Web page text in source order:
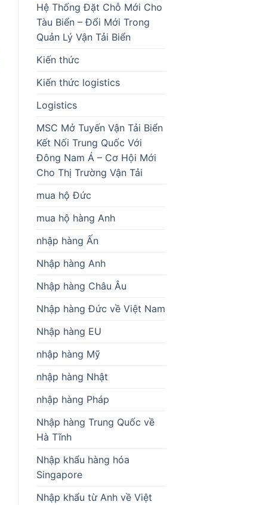
Hệ Thống Đặt Chỗ Mới Cho
Tàu Biển – Đổi Mới Trong
Quản Lý Vận Tải Biển
Kiến thức
Kiến thức logistics
Logistics
MSC Mở Tuyến Vận Tải Biển
Kết Nối Trung Quốc Với
Đông Nam Á – Cơ Hội Mới
Cho Thị Trường Vận Tải
mua hộ Đức
mua hộ hàng Anh
nhập hàng Ấn
Nhập hàng Anh
Nhập hàng Châu Âu
Nhập hàng Đức về Việt Nam
Nhập hàng EU
nhập hàng Mỹ
nhập hàng Nhật
nhập hàng Pháp
Nhập hàng Trung Quốc về
Hà Tĩnh
Nhập khẩu hàng hóa
Singapore
Nhập khẩu từ Anh về Việt